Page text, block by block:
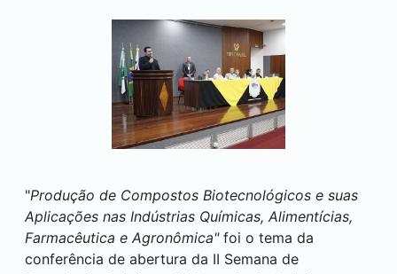
"Produção de Compostos Biotecnológicos e suas
Aplicações nas Indústrias Químicas, Alimentícias,
Farmacêutica e Agronômica" foi o tema da
conferência de abertura da II Semana de